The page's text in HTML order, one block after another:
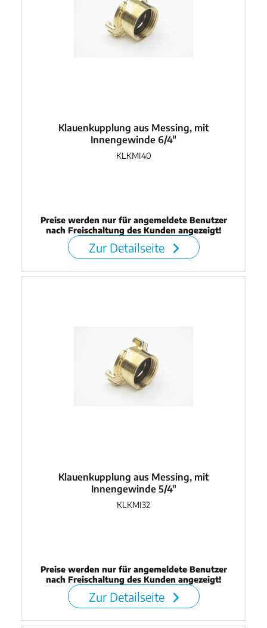
Klauenkupplung aus Messing, mit
Innengewinde 6/4"
KLKMI40
Preise werden nur für angemeldete Benutzer
nach Freischaltung des Kunden angezeigt!
Zur Detailseite
Klauenkupplung aus Messing, mit
Innengewinde 5/4"
KLKMI32
Preise werden nur für angemeldete Benutzer
nach Freischaltung des Kunden angezeigt!
Zur Detailseite